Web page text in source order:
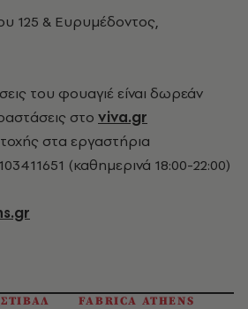
125 & Ευρυμέδοντος,
του φουαγιέ είναι δωρεάν
στο viva.gr
στα εργαστήρια
(καθημερινά 18:00-22:00)
FABRICA ATHENS